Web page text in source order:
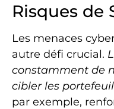
Risques de
Les menaces
autre défi crucial.
constamment de
cibler les
par exemple,